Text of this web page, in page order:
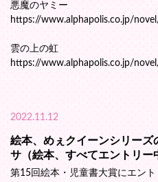
悪魔のヤミー
https://www.alphapolis.co.jp/
雲の上の虹
https://www.alphapolis.co.jp/
2022.11.12
絵本、めぇクイーンシリー
サ（絵本、すべてエントリー
第15回絵本・児童書大賞にエント